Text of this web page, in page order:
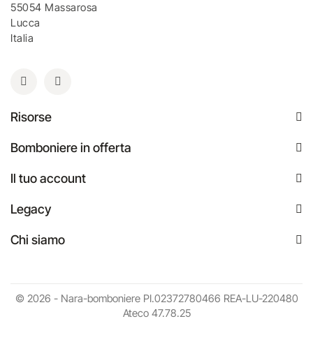
55054 Massarosa
Lucca
Italia
Risorse
Bomboniere in offerta
Il tuo account
Legacy
Chi siamo
© 2026 - Nara-bomboniere PI.02372780466 REA-LU-220480
Ateco 47.78.25